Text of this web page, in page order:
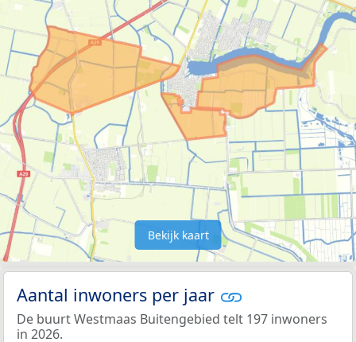
Bekijk kaart
Aantal inwoners per jaar
De buurt Westmaas Buitengebied telt 197 inwoners
in 2026.